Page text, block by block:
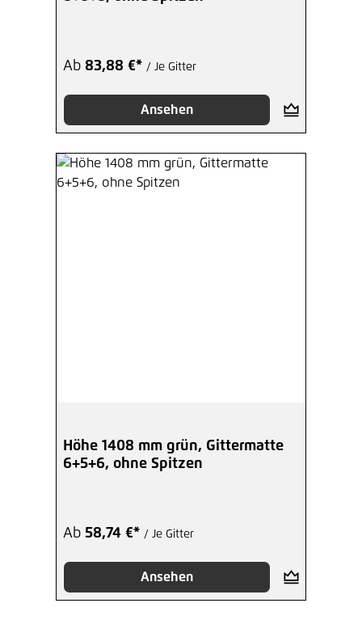
Ab 83,88 €* / Je Gitter
Ansehen
Höhe 1408 mm grün, Gittermatte
6+5+6, ohne Spitzen
Ab 58,74 €* / Je Gitter
Ansehen